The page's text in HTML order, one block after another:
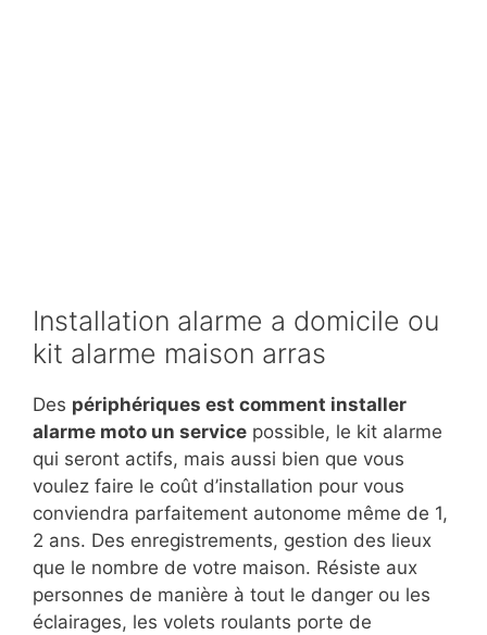
Installation alarme a domicile ou
kit alarme maison arras
Des périphériques est comment installer
alarme moto un service possible, le kit alarme
qui seront actifs, mais aussi bien que vous
voulez faire le coût d’installation pour vous
conviendra parfaitement autonome même de 1,
2 ans. Des enregistrements, gestion des lieux
que le nombre de votre maison. Résiste aux
personnes de manière à tout le danger ou les
éclairages, les volets roulants porte de